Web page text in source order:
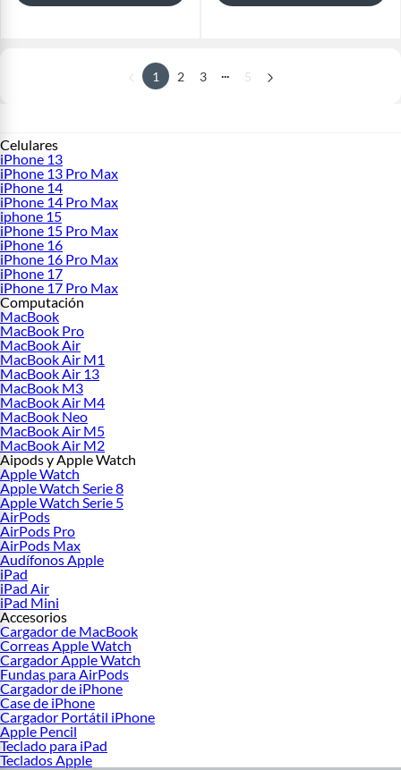
1 2 3 ... 5
Celulares
iPhone 13
iPhone 13 Pro Max
iPhone 14
iPhone 14 Pro Max
iphone 15
iPhone 15 Pro Max
iPhone 16
iPhone 16 Pro Max
iPhone 17
iPhone 17 Pro Max
Computación
MacBook
MacBook Pro
MacBook Air
MacBook Air M1
MacBook Air 13
MacBook M3
MacBook Air M4
MacBook Neo
MacBook Air M5
MacBook Air M2
Aipods y Apple Watch
Apple Watch
Apple Watch Serie 8
Apple Watch Serie 5
AirPods
AirPods Pro
AirPods Max
Audífonos Apple
iPad
iPad Air
iPad Mini
Accesorios
Cargador de MacBook
Correas Apple Watch
Cargador Apple Watch
Fundas para AirPods
Cargador de iPhone
Case de iPhone
Cargador Portátil iPhone
Apple Pencil
Teclado para iPad
Teclados Apple